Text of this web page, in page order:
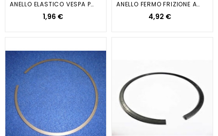
ANELLO ELASTICO VESPA PX GS...
1,96 €
ANELLO FERMO FRIZIONE APE MP...
4,92 €